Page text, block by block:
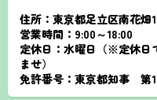
住所：東京都足立区南花畑
営業時間：9:00～18:00
定休日：水曜日（※定休日
ませ）
免許番号：東京都知事 第